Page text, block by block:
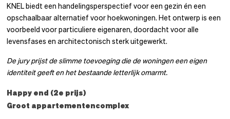
KNEL biedt een handelingsperspectief voor een gezin én een
opschaalbaar alternatief voor hoekwoningen. Het ontwerp is een
voorbeeld voor particuliere eigenaren, doordacht voor alle
levensfases en architectonisch sterk uitgewerkt.
De jury prijst de slimme toevoeging die de woningen een eigen
identiteit geeft en het bestaande letterlijk omarmt.
Happy end (2e prijs)
Groot appartementencomplex